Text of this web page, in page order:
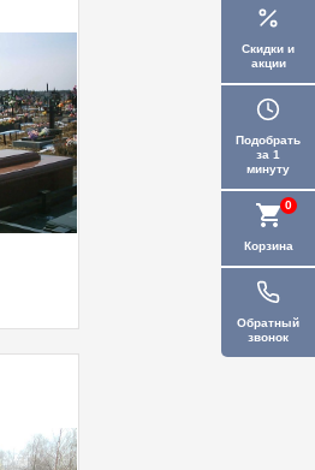
Скидки и
акции
Подобрать
за 1
минуту
Корзина
0
Обратный
звонок